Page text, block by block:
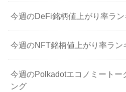
今週のDeFi銘柄値上がり率ラ
今週のNFT銘柄値上がり率ラン
今週のPolkadotエコノミートー
ング